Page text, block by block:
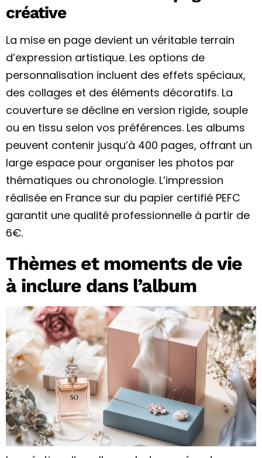
créative
La mise en page devient un véritable terrain
d’expression artistique. Les options de
personnalisation incluent des effets spéciaux,
des collages et des éléments décoratifs. La
couverture se décline en version rigide, souple
ou en tissu selon vos préférences. Les albums
peuvent contenir jusqu’à 400 pages, offrant un
large espace pour organiser les photos par
thématiques ou chronologie. L’impression
réalisée en France sur du papier certifié PEFC
garantit une qualité professionnelle à partir de
6€.
Thèmes et moments de vie
à inclure dans l’album